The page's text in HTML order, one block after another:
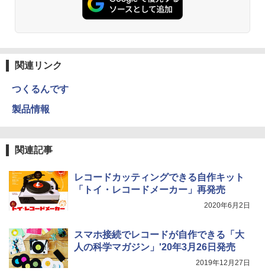
関連リンク
つくるんです
製品情報
関連記事
レコードカッティングできる自作キット
「トイ・レコードメーカー」再発売
2020年6月2日
スマホ接続でレコードが自作できる「大
人の科学マガジン」'20年3月26日発売
2019年12月27日